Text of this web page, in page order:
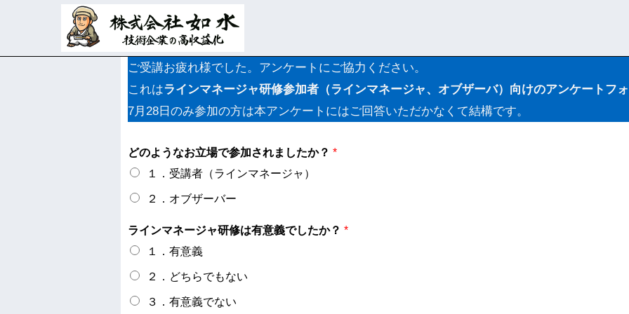
ご受講お疲れ様でした。アンケートにご協力ください。
これはラインマネージャ研修参加者（ラインマネージャ、オブザーバ）向けのアンケートフ
7月28日のみ参加の方は本アンケートにはご回答いただかなくて結構です。
どのようなお立場で参加されましたか？ *
１．受講者（ラインマネージャ）
２．オブザーバー
ラインマネージャ研修は有意義でしたか？ *
１．有意義
２．どちらでもない
３．有意義でない